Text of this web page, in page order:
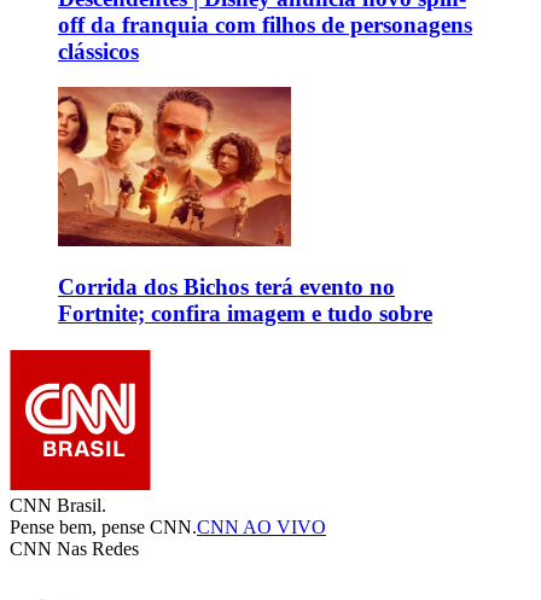
off da franquia com filhos de personagens
clássicos
Corrida dos Bichos terá evento no
Fortnite; confira imagem e tudo sobre
CNN Brasil.
Pense bem, pense CNN.CNN AO VIVO
CNN Nas Redes